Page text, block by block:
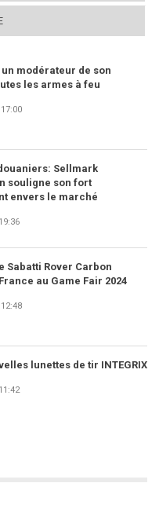
un modérateur de son
les armes à feu
Sellmark
souligne son fort
envers le marché
Sabatti Rover Carbon
au Game Fair 2024
lunettes de tir INTEGRIX